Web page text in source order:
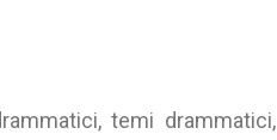
temi drammatici,